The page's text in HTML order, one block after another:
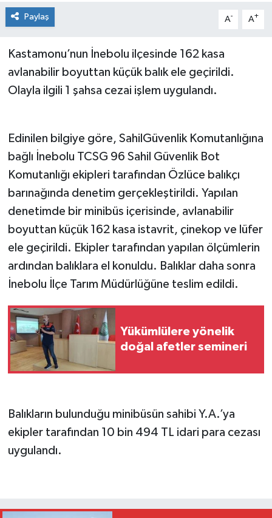
Paylaş A- A+
Kastamonu’nun İnebolu ilçesinde 162 kasa
avlanabilir boyuttan küçük balık ele geçirildi.
Olayla ilgili 1 şahsa cezai işlem uygulandı.
Edinilen bilgiye göre, SahilGüvenlik Komutanlığına
bağlı İnebolu TCSG 96 Sahil Güvenlik Bot
Komutanlığı ekipleri tarafından Özlüce balıkçı
barınağında denetim gerçekleştirildi. Yapılan
denetimde bir minibüs içerisinde, avlanabilir
boyuttan küçük 162 kasa istavrit, çinekop ve lüfer
ele geçirildi. Ekipler tarafından yapılan ölçümlerin
ardından balıklara el konuldu. Balıklar daha sonra
İnebolu İlçe Tarım Müdürlüğüne teslim edildi.
Yükümlülere yönelik
doğal afetler semineri
Balıkların bulunduğu minibüsün sahibi Y.A.’ya
ekipler tarafından 10 bin 494 TL idari para cezası
uygulandı.
Tokat Haberleri
Yaşam